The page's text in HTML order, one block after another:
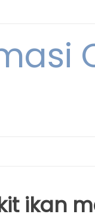
ikan